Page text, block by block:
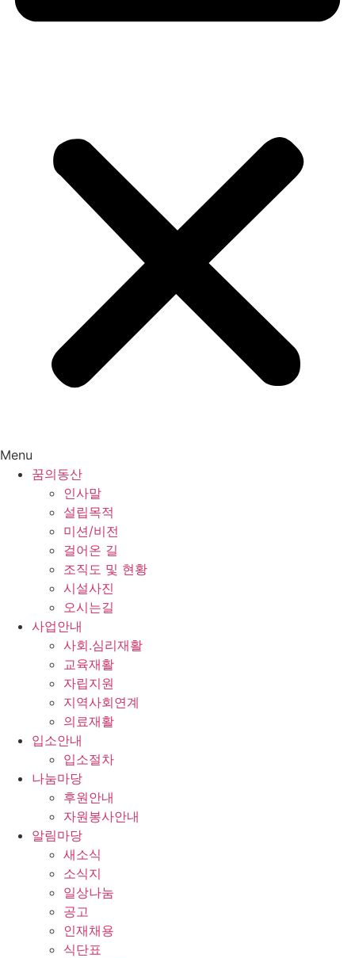
Menu
꿈의동산
인사말
설립목적
미션/비전
걸어온 길
조직도 및 현황
시설사진
오시는길
사업안내
사회.심리재활
교육재활
자립지원
지역사회연계
의료재활
입소안내
입소절차
나눔마당
후원안내
자원봉사안내
알림마당
새소식
소식지
일상나눔
공고
인재채용
식단표